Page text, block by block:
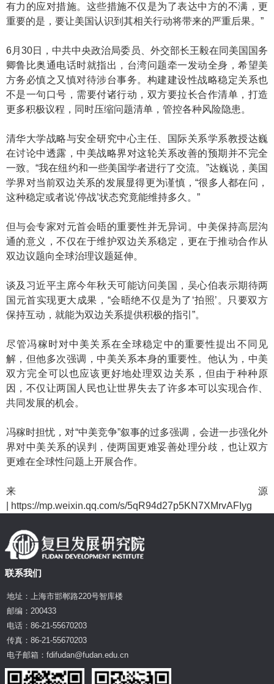
有力的应对措施。这些措施不仅是为了表达中方的不满，更
重要的是，要让美国认识到其相关行动将带来的严重后果。”
6月30日，中共中央政治局委员、外交部长王毅在同美国国务
卿鲁比奥通电话时就指出，台湾问题牵一发动全身，希望美
方务必慎之又慎对待涉台事务。构建建设性战略稳定关系也
不是一句口号，需要付诸行动，双方要拉长合作清单，打造
更多积极议程，同时压缩问题清单，管控各种风险隐患。
清华大学战略与安全研究中心主任、国际关系学系教授达巍
在讨论中透露，中美战略界对这轮关系改善的预期并不完全
一致。“我在纽约和一些美国学者进行了交流。”达巍说，美国
学界对当前双边关系的发展显得更为谨慎，“很多人都在问，
这种稳定或者说‘停战’状态究竟能维持多久。”
但与会专家对元首会晤的重要性并无异词。中美保持高层沟
通的意义，不仅在于维护双边关系稳定，更在于推动合作从
双边议题向全球治理议题延伸。
谈及习近平主席今年秋天可能访问美国，吴心伯表示期待两
国元首实现更大成果，“会晤绝不仅是为了‘拍照’。只要双方
保持互动，就能为双边关系提供积极的指引”。
尽管冯稼时对中美关系在全球稳定中的重要性提出不同见
解，但他多次强调，中美关系本身的重要性。他认为，中美
双方完全可以也应该更好地处理双边关系，但由于种种原
因，不仅让两国人民也让世界失去了许多本可以实现合作、
共同发展的机会。
冯稼时担忧，对“中美竞争”叙事的过多强调，会进一步强化外
界对中美关系的误判，使两国更难妥善处理分歧，也让双方
更难在全球性问题上开展合作。
来源
| https://mp.weixin.qq.com/s/5qR94d27p5KN7XMrvAFIyg
联系我们
地址：上海市邯郸路220号智库楼
邮编：200433
电话：86-21-55670203
传真：86-21-55670203
电子邮箱：fdifudan@fudan.edu.cn